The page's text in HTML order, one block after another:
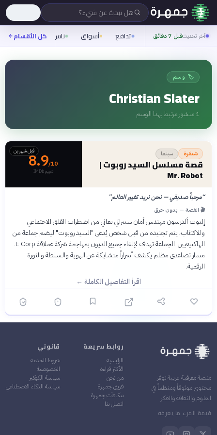
هل تبحث عن شيء؟
آخر تحديثقبل 7 دقائق تدافع أسواق ناس روح
كل الأقسام
🏷️ وسم
Christian Slater
1 منشور مرتبط بهذا الوسم
شيفرة سينما
قصة مسلسل السيد روبوت |
Mr. Robot
قبل شهرين8.9/10
تقييم IMDb
“مرحباً صديقي — نحن نريد تغيير العالم”
🎬 القصة — بدون حرق
إليوت ألدرسون مهندس أمان سيبراني يعاني من اضطراب القلق الاجتماعي
والاكتئاب، يتم تجنيده من قبل شخص يُدعى "السيد روبوت" ليضم جماعة من
الهاكتيفيين. الجماعة تهدف لإلغاء جميع الديون بمهاجمة شركة عملاقة E Corp.
مسار تصاعدي مظلم يكشف أسراراً متشابكة عن الهوية والسلطة والثورة
الرقمية.
اقرأ التفاصيل الكاملة ←
منصة معرفية عربية توفر
محتوى موثوقاً ومنظماً في
العلوم والثقافة والفكر
قيمة المرء ما يعرفه
روابط سريعة
الرئيسية
الأكثر قراءة
من نحن
فريق جمهرة
مكافآت جمهرة
اتصل بنا
قانوني
شروط الخدمة
الخصوصية
سياسة الكوكيز
سياسة الذكاء الاصطناعي